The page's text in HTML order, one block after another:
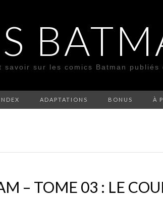
sur les comics Batman publiés
ADAPTATIONS BONUS À
– TOME 03 : LE